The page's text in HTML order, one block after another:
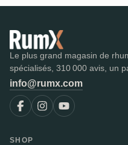
Le plus grand magasin de
spécialisés, 310 000 avis, un
info@rumx.com
SHOP